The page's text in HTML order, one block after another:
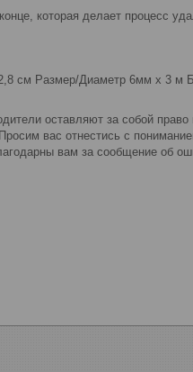
которая делает процесс
см Размер/Диаметр 6мм х 3
оставляют за собой
вас отнестись с
вам за сообщение об